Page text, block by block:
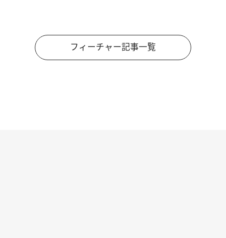
フィーチャー記事一覧